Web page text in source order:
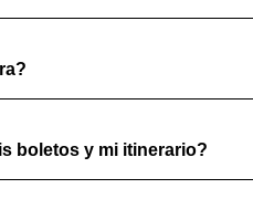
boletos y mi itinerario?